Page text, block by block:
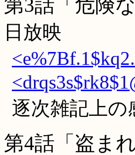
第3話「危険
日放映
逐次雑記上の
第4話「盗ま